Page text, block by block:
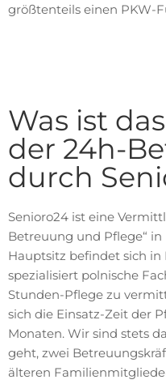
größtenteils einen PKW-
Was ist
der 24h-
durch
Senioro24 ist eine
Betreuung und Pflege“
Hauptsitz befindet sich in
spezialisiert polnische
Stunden-Pflege zu
sich die Einsatz-Zeit der
Monaten. Wir sind stets
geht, zwei
älteren